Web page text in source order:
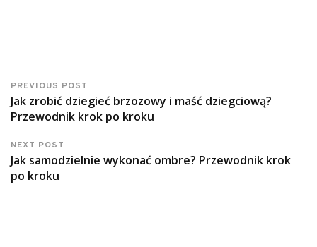
PREVIOUS POST
Jak zrobić dziegieć brzozowy i maść dziegciową?
Przewodnik krok po kroku
NEXT POST
Jak samodzielnie wykonać ombre? Przewodnik krok
po kroku